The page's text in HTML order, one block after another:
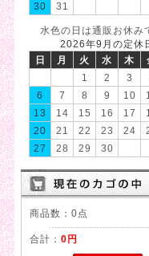
30
31
水色の日は通販お休み
2026年9月の定休
日
月 火 水 木
1
2 3
6
7 8 9 10
13
14 15 16 17
20
21 22 23 24
27
28 29 30
商品数：0点
合計： 0円